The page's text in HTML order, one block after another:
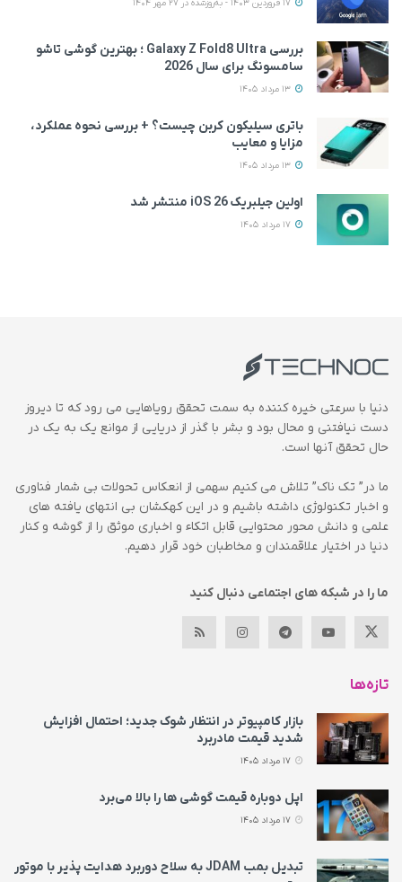
بررسی Galaxy Z Fold8 Ultra ؛ بهترین گوشی تاشو
سامسونگ برای سال 2026
باتری سیلیکون کربن چیست؟ + بررسی نحوه عملکرد،
مزایا و معایب
اولین جیلبریک iOS 26 منتشر شد
دنیا با سرعتی خیره کننده به سمت تحقق رویاهایی می رود که تا دیروز
دست نیافتنی و محال بود و بشر با گذر از دریایی از موانع یک به یک در
حال تحقق آنها است.
ما در” تک ناک” تلاش می کنیم سهمی از انعکاس تحولات بی شمار فناوری
و اخبار تکنولوژی داشته باشیم و در این کهکشان بی انتهای یافته های
علمی و دانش محور محتوایی قابل اتکاء و اخباری موثق را از گوشه و کنار
دنیا در اختیار علاقمندان و مخاطبان خود قرار دهیم.
ما را در شبکه های اجتماعی دنبال کنید
تازه‌ها
بازار کامپیوتر در انتظار شوک جدید؛ احتمال افزایش
شدید قیمت مادربرد
اپل دوباره قیمت‌ گوشی ها را بالا می‌برد
تبدیل بمب JDAM به سلاح دوربرد هدایت پذیر با موتور